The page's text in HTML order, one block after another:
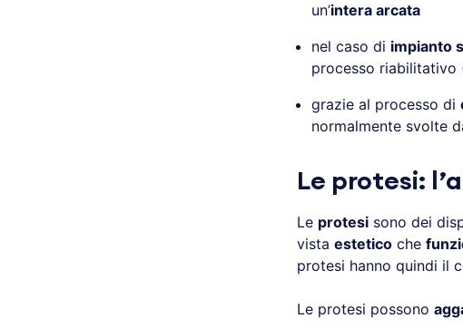
un’intera arcata
nel caso di impianto
processo riabilitativo
grazie al processo di
normalmente svolte
Le protesi:
Le protesi sono dei
vista estetico che
protesi hanno quindi il
Le protesi possono